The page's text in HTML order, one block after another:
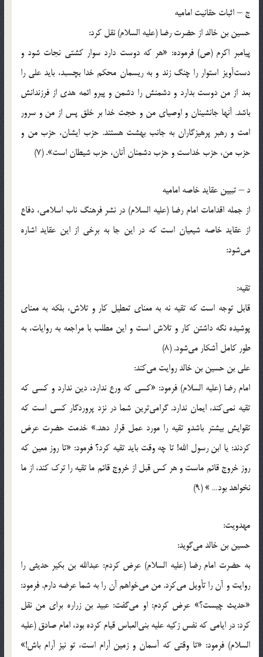
ج – اثبات حقانیت امامیه
حسین بن خالد از حضرت رضا (علیه السلام) نقل کرد:
پیامبر اکرم (ص) فرموده: «هر که دوست دارد سوار کشتی نجات شود و
دست‌آویز استوار را چنگ زند و به ریسمان محکم خدا بچسبد، باید علی را
بعد از من دوست بدارد و دشمنش را دشمن و پیرو ائمه هدی از فرزندانش
باشد. آنها جانشینان و اوصیای من و حجت خدا بر خلق پس از من و سرور
امت و رهبر پرهیزگاران به جانب بهشت هستند. حزب ایشان، حزب من و
حزب من، حزب خداست و حزب دشمنان آنان، حزب شیطان است». (7)
د – تبیین عقاید خاصه امامیه
از جمله اقدامات امام رضا (علیه السلام) در نشر فرهنگ ناب اسلامی، دفاع
از عقاید خاصه شیعیان است که در این جا به برخی از این عقاید اشاره
می‌شود:
تقیه:
قابل توجه است که تقیه نه به معنای تعطیل کار و تلاش، بلکه به معنای
پوشیده نگه داشتن کار و تلاش است و این مطلب با مراجعه به روایات، به
طور کامل آشکار می‌شود. (8)
علی بن حسین بن خالد روایت می‌کند:
امام رضا (علیه السلام) فرمود: «کسی که ورع ندارد، دین ندارد و کسی که
تقیه نمی‌کند، ایمان ندارد. گرامی‌ترین شما در نزد پروردگار کسی است که
تقوایش بیشتر باشدو تقیه را مورد عمل قرار دهد.» خدمت حضرت عرض
کردند: یا ابن رسول الله! تا چه وقت باید تقیه کرد؟ فرمود: «تا روز معین که
روز خروج قائم ماست و هر کس قبل از خروج قائم ما تقیه را ترک کند، از ما
نخواهد بود… » (9)
مهدویت:
حسین بن خالد می‌گوید:
به حضرت امام رضا (علیه السلام) عرض کردم: عبدالله بن بکیر حدیثی را
روایت و آن را تأویل می‌کرد. من می‌خواهم آن را به شما عرضه دارم. فرمود:
«حدیث چیست؟» عرض کردم: او می‌گفت: عبید بن زراره برای من نقل
کرد: در ایامی که نفس زکیه علیه بنی‌العباس قیام کرده بود، امام صادق (علیه
السلام) فرمود: «تا وقتی که آسمان و زمین آرام است، تو نیز آرام باش!»